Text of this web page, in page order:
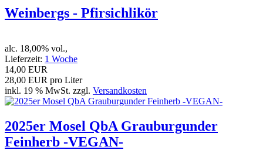
Weinbergs - Pfirsichlikör
alc. 18,00% vol.,
Lieferzeit: 1 Woche
14,00 EUR
28,00 EUR pro Liter
inkl. 19 % MwSt. zzgl. Versandkosten
2025er Mosel QbA Grauburgunder
Feinherb -VEGAN-